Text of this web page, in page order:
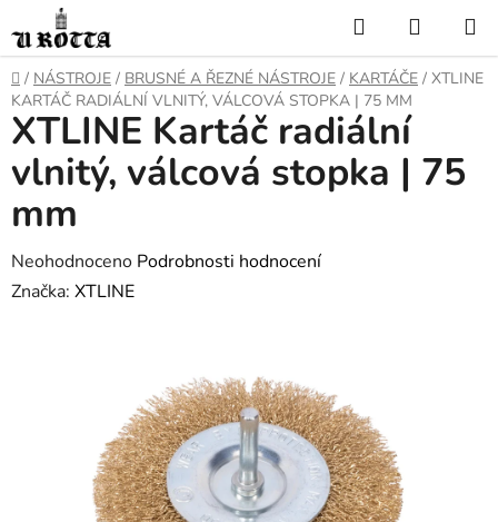
na
obsah
Hledat
KOŠÍK
DOMŮ
/ NÁSTROJE / BRUSNÉ A ŘEZNÉ NÁSTROJE / KARTÁČE / XTLINE
KARTÁČ RADIÁLNÍ VLNITÝ, VÁLCOVÁ STOPKA | 75 MM
XTLINE Kartáč radiální
vlnitý, válcová stopka | 75
mm
Průměrné
hodnocení
Neohodnoceno Podrobnosti hodnocení
Značka: XTLINE